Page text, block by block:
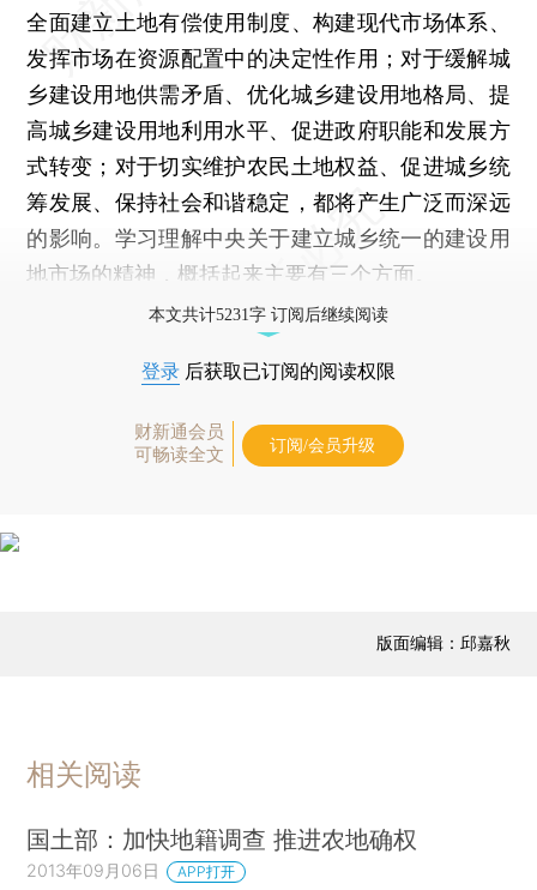
全面建立土地有偿使用制度、构建现代市场体系、
发挥市场在资源配置中的决定性作用；对于缓解城
乡建设用地供需矛盾、优化城乡建设用地格局、提
高城乡建设用地利用水平、促进政府职能和发展方
式转变；对于切实维护农民土地权益、促进城乡统
筹发展、保持社会和谐稳定，都将产生广泛而深远
的影响。学习理解中央关于建立城乡统一的建设用
地市场的精神，概括起来主要有三个方面。
本文共计5231字 订阅后继续阅读
登录 后获取已订阅的阅读权限
财新通会员
可畅读全文
订阅/会员升级
版面编辑：邱嘉秋
相关阅读
国土部：加快地籍调查 推进农地确权
2013年09月06日 APP打开